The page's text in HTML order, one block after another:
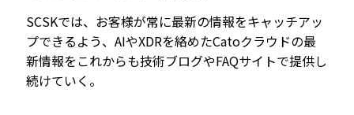
SCSKでは、お客様が常に最新の情報をキャッチアッ
プできるよう、AIやXDRを絡めたCatoクラウドの最
新情報をこれからも技術ブログやFAQサイトで提供し
続けていく。